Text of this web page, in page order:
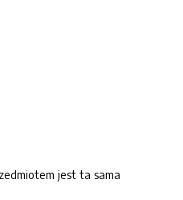
jest ta sama